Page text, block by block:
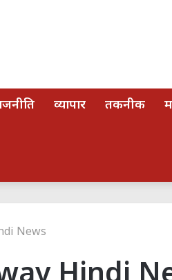
व्यापार तकनीक
News
Hindi